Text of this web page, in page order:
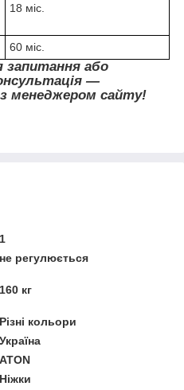
18 міс.
60 міс.
запитання або
—
з менеджером сайту!
1
не регулюється
160 кг
Різні кольори
Україна
ATON
Ніжки